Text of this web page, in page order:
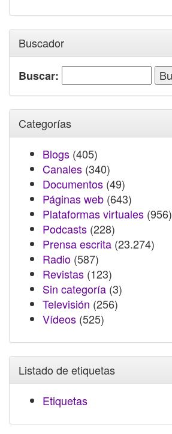
Buscador
Buscar:
Categorías
Blogs (405)
Canales (340)
Documentos (49)
Páginas web (643)
Plataformas virtuales (956)
Podcasts (228)
Prensa escrita (23.274)
Radio (587)
Revistas (123)
Sin categoría (3)
Televisión (256)
Vídeos (525)
Listado de etiquetas
Etiquetas